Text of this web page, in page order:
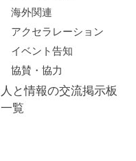
海外関連
アクセラレーション
イベント告知
協賛・協力
人と情報の交流掲示板
一覧